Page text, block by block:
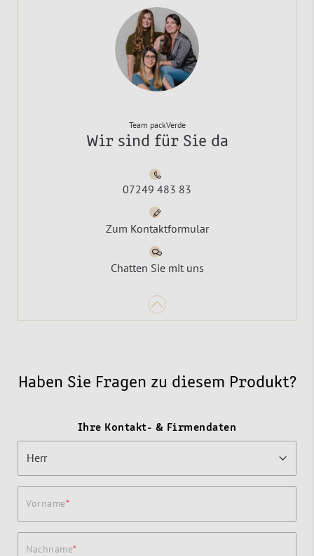
Team packVerde
Wir sind für Sie da
07249 483 83
Zum Kontaktformular
Chatten Sie mit uns
Haben Sie Fragen zu diesem Produkt?
Ihre Kontakt- & Firmendaten
Vorname
Nachname